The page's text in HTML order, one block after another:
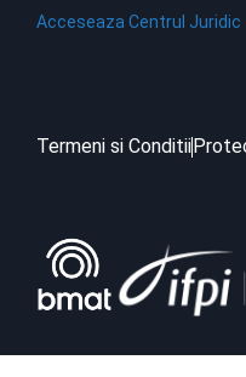
Acceseaza Centrul Juridic
Termeni si Conditii